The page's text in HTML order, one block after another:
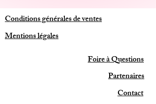
- bandeau
Conditions générales de ventes
Mentions légales
Foire à Questions
Partenaires
Contact